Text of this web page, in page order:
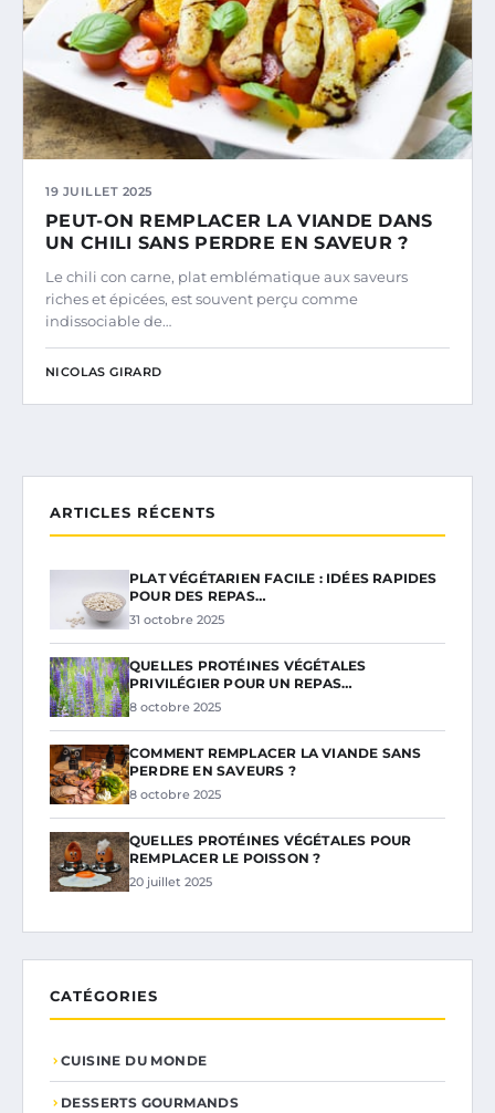
19 JUILLET 2025
PEUT-ON REMPLACER LA VIANDE DANS
UN CHILI SANS PERDRE EN SAVEUR ?
Le chili con carne, plat emblématique aux saveurs
riches et épicées, est souvent perçu comme
indissociable de…
NICOLAS GIRARD
ARTICLES RÉCENTS
PLAT VÉGÉTARIEN FACILE : IDÉES RAPIDES
POUR DES REPAS…
31 octobre 2025
QUELLES PROTÉINES VÉGÉTALES
PRIVILÉGIER POUR UN REPAS…
8 octobre 2025
COMMENT REMPLACER LA VIANDE SANS
PERDRE EN SAVEURS ?
8 octobre 2025
QUELLES PROTÉINES VÉGÉTALES POUR
REMPLACER LE POISSON ?
20 juillet 2025
CATÉGORIES
CUISINE DU MONDE
DESSERTS GOURMANDS